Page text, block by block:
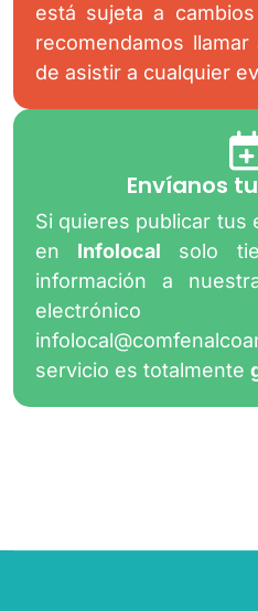
está sujeta a
recomendamos
de asistir a cualquier
Envíanos
Si quieres publicar tus
en Infolocal solo
información a
electrónico
servicio es totalmente